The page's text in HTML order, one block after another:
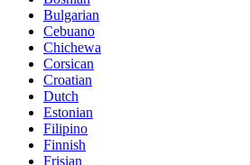
Bulgarian
Cebuano
Chichewa
Corsican
Croatian
Dutch
Estonian
Filipino
Finnish
Frisian